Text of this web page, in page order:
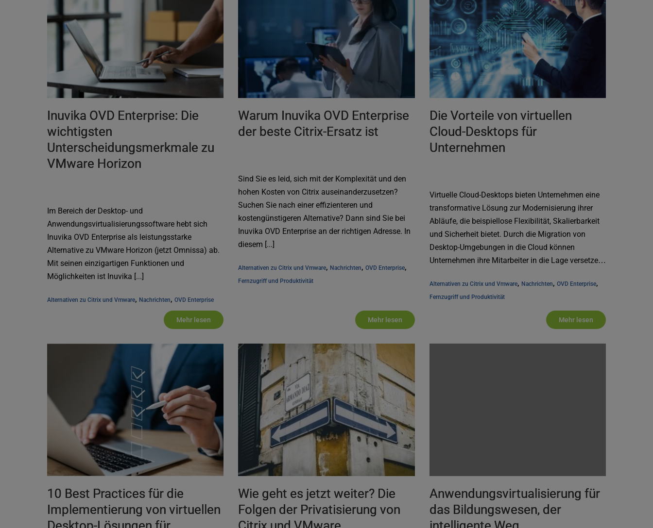
Inuvika OVD Enterprise: Die
wichtigsten
Unterscheidungsmerkmale zu
VMware Horizon
Im Bereich der Desktop- und
Anwendungsvirtualisierungssoftware hebt sich
Inuvika OVD Enterprise als leistungsstarke
Alternative zu VMware Horizon (jetzt Omnissa) ab.
Mit seinen einzigartigen Funktionen und
Möglichkeiten ist Inuvika [...]
Alternativen zu Citrix und Vmware, Nachrichten, OVD Enterprise
Mehr lesen
Warum Inuvika OVD Enterprise
der beste Citrix-Ersatz ist
Sind Sie es leid, sich mit der Komplexität und den
hohen Kosten von Citrix auseinanderzusetzen?
Suchen Sie nach einer effizienteren und
kostengünstigeren Alternative? Dann sind Sie bei
Inuvika OVD Enterprise an der richtigen Adresse. In
diesem [...]
Alternativen zu Citrix und Vmware, Nachrichten, OVD Enterprise
Fernzugriff und Produktivität
Mehr lesen
Die Vorteile von virtuellen
Cloud-Desktops für
Unternehmen
Virtuelle Cloud-Desktops bieten Unternehmen eine
transformative Lösung zur Modernisierung ihrer
Abläufe, die beispiellose Flexibilität, Skalierbarkeit
und Sicherheit bietet. Durch die Migration von
Desktop-Umgebungen in die Cloud können
Unternehmen ihre Mitarbeiter in die Lage versetzen,
Alternativen zu Citrix und Vmware, Nachrichten, OVD Enterprise
Fernzugriff und Produktivität
Mehr lesen
10 Best Practices für die
Implementierung von virtuellen
Wie geht es jetzt weiter? Die
Folgen der Privatisierung von
Anwendungsvirtualisierung für
das Bildungswesen, der